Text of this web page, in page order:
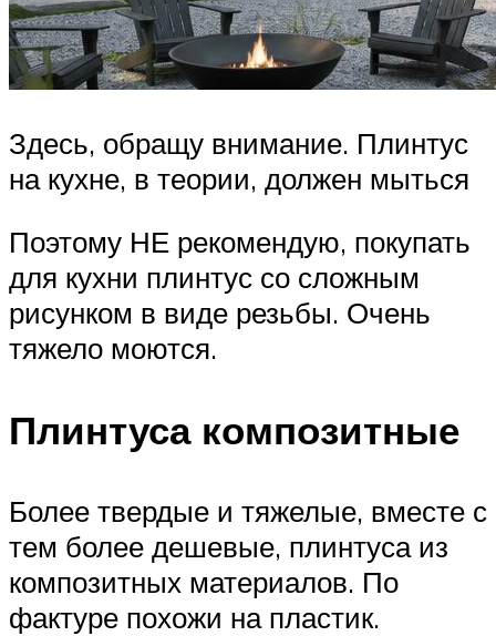
Здесь, обращу внимание. Плинтус
на кухне, в теории, должен мыться
Поэтому НЕ рекомендую, покупать
для кухни плинтус со сложным
рисунком в виде резьбы. Очень
тяжело моются.
Плинтуса композитные
Более твердые и тяжелые, вместе с
тем более дешевые, плинтуса из
композитных материалов. По
фактуре похожи на пластик.